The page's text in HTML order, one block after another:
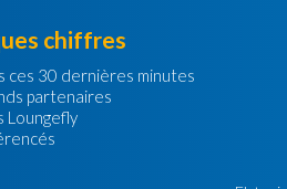
chiffres
ces 30 dernières minutes
partenaires
Loungefly